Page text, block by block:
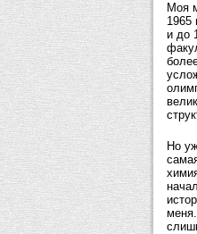
Моя
1965
и до
Но